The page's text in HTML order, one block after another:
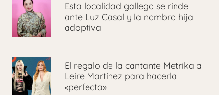
Esta localidad gallega se rinde
ante Luz Casal y la nombra hija
adoptiva
El regalo de la cantante Metrika a
Leire Martínez para hacerla
«perfecta»